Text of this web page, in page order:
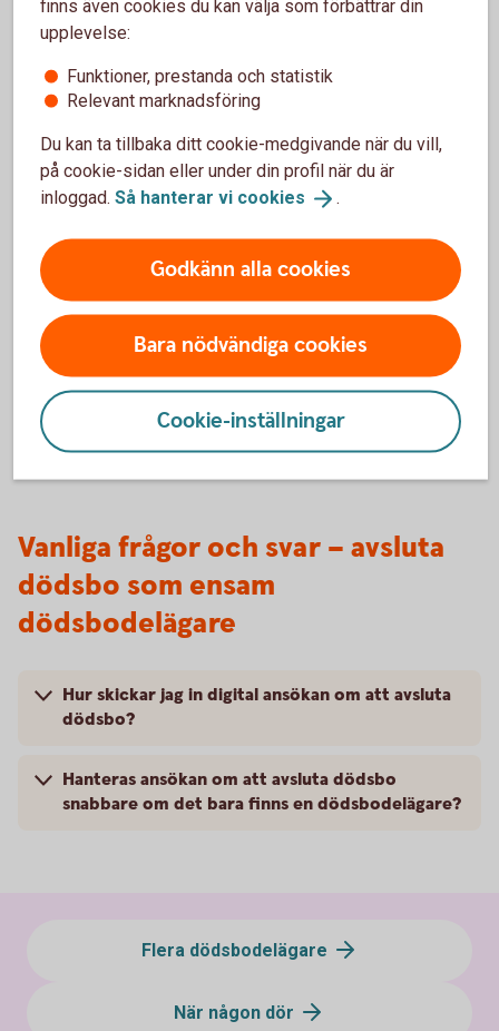
Om du redan har haft ett ärende hos oss
Har du tidigare skickat in handlingar och fått tillgångar
utbetalda, men valt att behålla ett konto för exempelvis
Då finns tidigare handlingar redan sparade hos oss. För att
avsluta det sista kontot räcker det i många fall att skicka in:
en ny fördelningsblankett
Vill du bli kund och ansöka
digitalt?
Blikund
Vanliga frågor och svar – avsluta
dödsbo som ensam
dödsbodelägare
Hur skickar jag in digital ansökan om att avsluta
dödsbo?
Hanteras ansökan om att avsluta dödsbo
snabbare om det bara finns en dödsbodelägare?
Flera dödsbodelägare
När någon dör
finns även cookies du kan välja som förbättrar din
upplevelse:
Funktioner, prestanda och statistik
Relevant marknadsföring
Du kan ta tillbaka ditt cookie-medgivande när du vill,
på cookie-sidan eller under din profil när du är
inloggad. Så hanterar vi cookies .
Godkänn alla cookies
Bara nödvändiga cookies
Cookie-inställningar